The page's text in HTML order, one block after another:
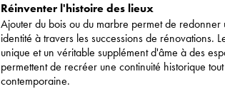
Réinventer l'histoire des lieux
Ajouter du bois ou du marbre permet de
identité à travers les successions de rénovations.
unique et un véritable supplément d'âme à des
permettent de recréer une continuité historique
contemporaine.